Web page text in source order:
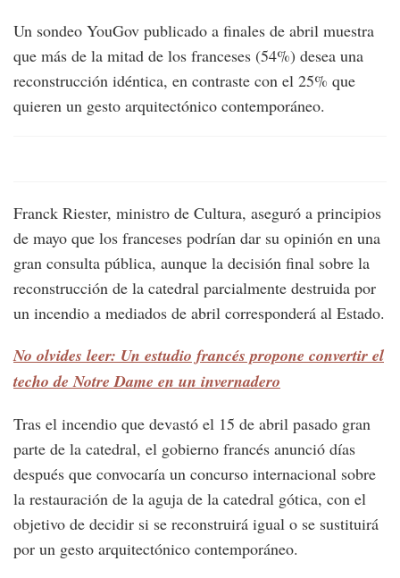
Un sondeo YouGov publicado a finales de abril muestra
que más de la mitad de los franceses (54%) desea una
reconstrucción idéntica, en contraste con el 25% que
quieren un gesto arquitectónico contemporáneo.
Franck Riester, ministro de Cultura, aseguró a principios
de mayo que los franceses podrían dar su opinión en una
gran consulta pública, aunque la decisión final sobre la
reconstrucción de la catedral parcialmente destruida por
un incendio a mediados de abril corresponderá al Estado.
No olvides leer: Un estudio francés propone convertir el
techo de Notre Dame en un invernadero
Tras el incendio que devastó el 15 de abril pasado gran
parte de la catedral, el gobierno francés anunció días
después que convocaría un concurso internacional sobre
la restauración de la aguja de la catedral gótica, con el
objetivo de decidir si se reconstruirá igual o se sustituirá
por un gesto arquitectónico contemporáneo.